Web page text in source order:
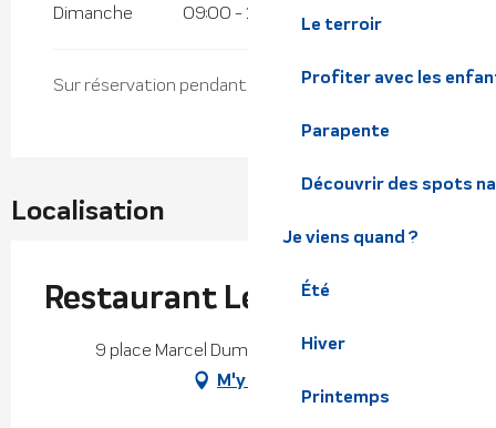
Le terroir
Profiter avec les
Parapente
Découvrir des spots
Je viens quand ?
Été
Hiver
Printemps
Dimanche 09:00 - 22:30
Sur réservation pendant l'intersaison
Localisation
Restaurant Le Back'Us
9 place Marcel Dumas, 38580 Le Collet
M'y rendre